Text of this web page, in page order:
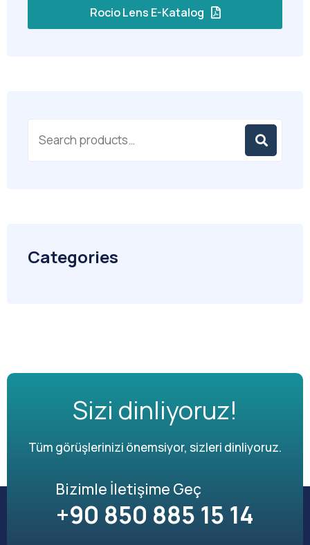
Rocio Lens E-Katalog
Categories
Sizi dinliyoruz!
Tüm görüşlerinizi önemsiyor, sizleri dinliyoruz.
Bizimle İletişime Geç
+90 850 885 15 14